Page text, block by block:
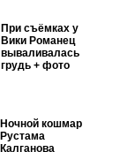
При съёмках у
Вики Романец
вываливалась
грудь + фото
Ночной кошмар
Рустама
Калганова